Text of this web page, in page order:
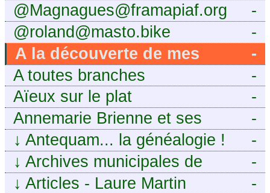
-
@Magnagues@framapiaf.org
-
@roland@masto.bike
-
A la découverte de mes
ancêtres
-
A toutes branches
-
Aïeux sur le plat
-
Annemarie Brienne et ses
challenges de A à Z
-
↓ Antequam... la généalogie !
-
↓ Archives municipales de
Montpellier
-
↓ Articles - Laure Martin